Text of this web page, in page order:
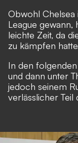
Obwohl Chelsea
League
leichte Zeit, da
zu kämpfen
In den
und dann unter
jedoch seinem
verlässlicher Teil